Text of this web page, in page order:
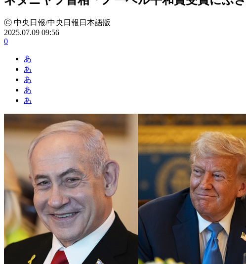
ⓒ 中央日報/中央日報日本語版
2025.07.09 09:56
0
あ
あ
あ
あ
あ